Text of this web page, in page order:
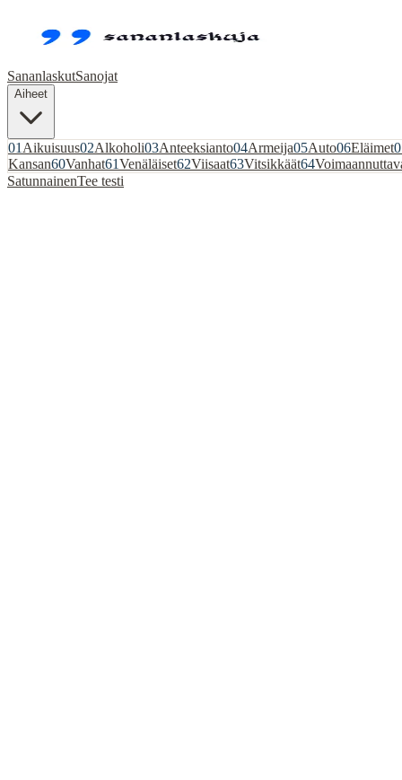
SananlaskutSanojat
Aiheet
01 Aikuisuus02Alkoholi03Anteeksianto04Armeija05Auto06Eläimet
Kansan60Vanhat61Venäläiset62Viisaat63Vitsikkäät64
SatunnainenTee testi